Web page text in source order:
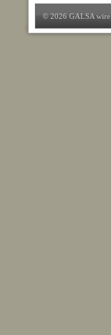
© 2026 GALSA